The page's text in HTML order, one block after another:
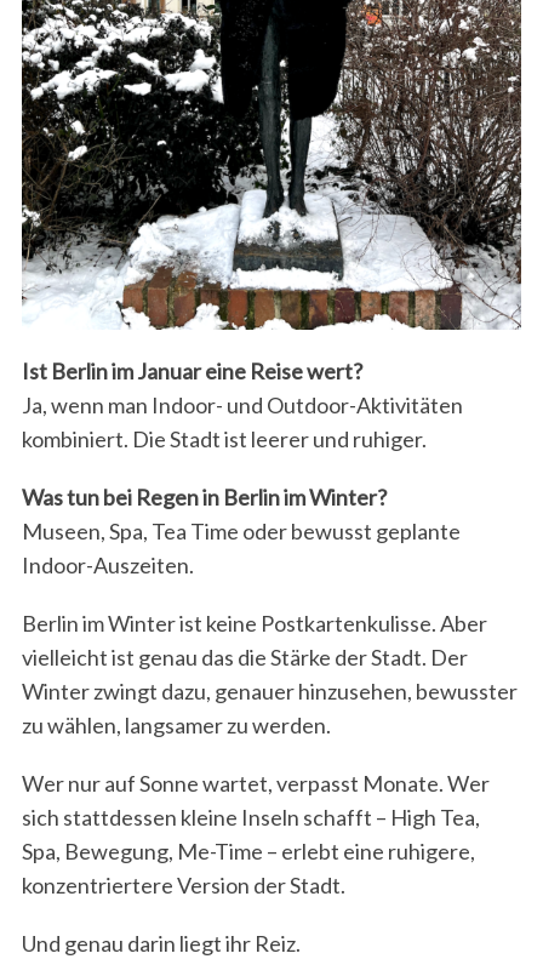
Ist Berlin im Januar eine Reise wert?
Ja, wenn man Indoor- und Outdoor-Aktivitäten
kombiniert. Die Stadt ist leerer und ruhiger.
Was tun bei Regen in Berlin im Winter?
Museen, Spa, Tea Time oder bewusst geplante
Indoor-Auszeiten.
Berlin im Winter ist keine Postkartenkulisse. Aber
vielleicht ist genau das die Stärke der Stadt. Der
Winter zwingt dazu, genauer hinzusehen, bewusster
zu wählen, langsamer zu werden.
Wer nur auf Sonne wartet, verpasst Monate. Wer
sich stattdessen kleine Inseln schafft – High Tea,
Spa, Bewegung, Me-Time – erlebt eine ruhigere,
konzentriertere Version der Stadt.
Und genau darin liegt ihr Reiz.